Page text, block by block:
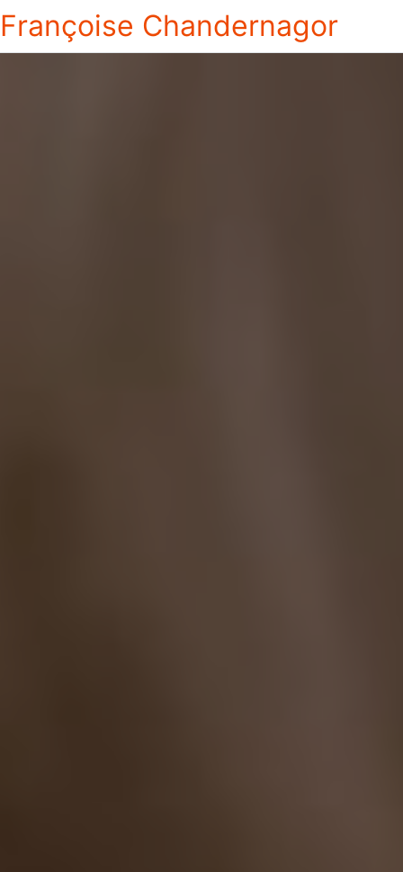
Françoise Chandernagor